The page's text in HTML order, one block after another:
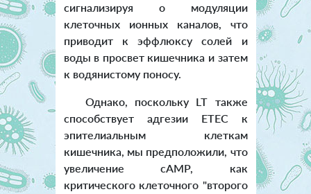
сигнализируя о модуляции
клеточных ионных каналов, что
приводит к эффлюксу солей и
воды в просвет кишечника и затем
к водянистому поносу.
Однако, поскольку LT также
способствует адгезии ETEC к
эпителиальным клеткам
кишечника, мы предположили, что
увеличение cAMP, как
критического клеточного "второго